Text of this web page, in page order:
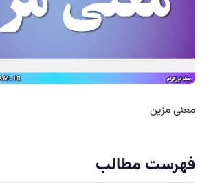
معنی مزین
فهرست مطالب